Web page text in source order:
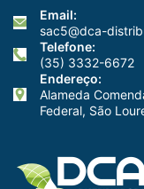
Email:
sac5@dca-
Telefone:
(35) 3332-6672
Endereço:
Alameda
Federal, São